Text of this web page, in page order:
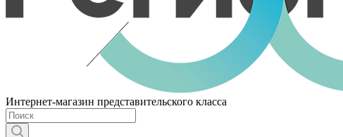
Интернет-магазин представительского класса